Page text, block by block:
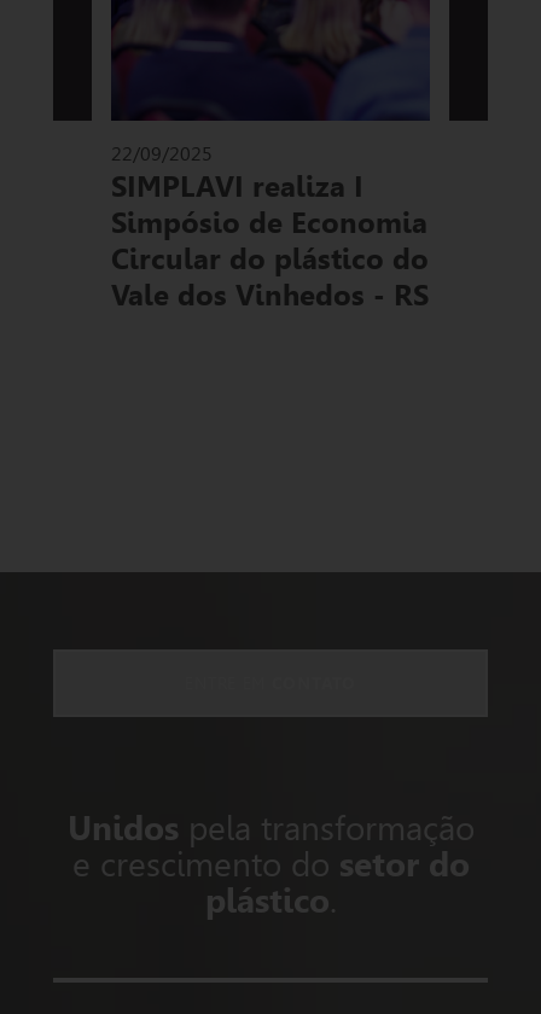
22/09/2025
SIMPLAVI realiza I
Simpósio de Economia
Circular do plástico do
Vale dos Vinhedos - RS
Unidos pela transformação
e crescimento do setor do
plástico.